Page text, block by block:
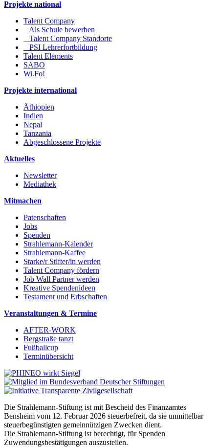
Projekte national
Talent Company
Als Schule bewerben
Talent Company Standorte
PSI Lehrerfortbildung
Talent Elements
SABO
Wi.Fo!
Projekte international
Äthiopien
Indien
Nepal
Tanzania
Abgeschlossene Projekte
Aktuelles
Newsletter
Mediathek
Mitmachen
Patenschaften
Jobs
Spenden
Strahlemann-Kalender
Strahlemann-Kaffee
Starke/r Stifter/in werden
Talent Company fördern
Job Wall Partner werden
Kreative Spendenideen
Testament und Erbschaften
Veranstaltungen & Termine
AFTER-WORK
Bergstraße tanzt
Fußballcup
Terminübersicht
Die Strahlemann-Stiftung ist mit Bescheid des Finanzamtes
Bensheim vom 12. Februar 2026 steuerbefreit, da sie unmittelbar
steuerbegünstigten gemeinnützigen Zwecken dient.
Die Strahlemann-Stiftung ist berechtigt, für Spenden
Zuwendungsbestätigungen auszustellen.